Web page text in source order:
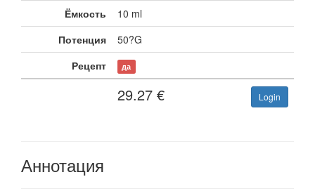
Ёмкость
10 ml
Потенция
50?G
Рецепт
да
29.27 € Login
Аннотация